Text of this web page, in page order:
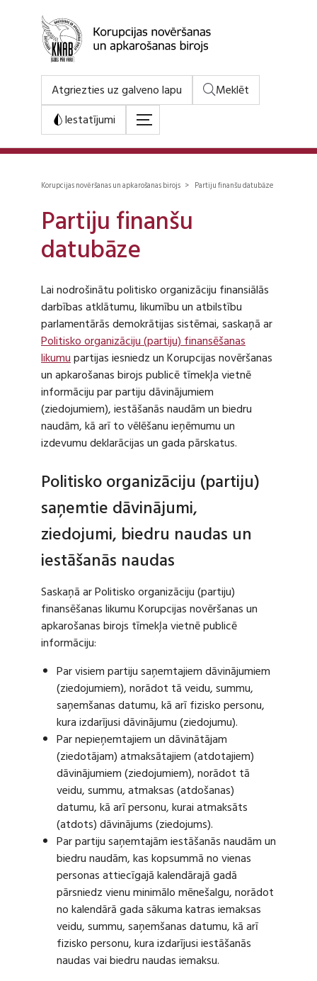
Atgriezties uz galveno lapu
Meklēt
Iestatījumi
Korupcijas novēršanas un apkarošanas birojs > Partiju finanšu datubāze
Partiju finanšu
datubāze
Lai nodrošinātu politisko organizāciju finansiālās
darbības atklātumu, likumību un atbilstību
parlamentārās demokrātijas sistēmai, saskaņā ar
Politisko organizāciju (partiju) finansēšanas
likumupartijas iesniedz un Korupcijas novēršanas
un apkarošanas birojs publicē tīmekļa vietnē
informāciju par partiju dāvinājumiem
(ziedojumiem), iestāšanās naudām un biedru
naudām, kā arī to vēlēšanu ieņēmumu un
izdevumu deklarācijas un gada pārskatus.
Politisko organizāciju (partiju)
saņemtie dāvinājumi,
ziedojumi, biedru naudas un
iestāšanās naudas
Saskaņā ar Politisko organizāciju (partiju)
finansēšanas likumu Korupcijas novēršanas un
apkarošanas birojs tīmekļa vietnē publicē
informāciju:
Par visiem partiju saņemtajiem dāvinājumiem
(ziedojumiem), norādot tā veidu, summu,
saņemšanas datumu, kā arī fizisko personu,
kura izdarījusi dāvinājumu (ziedojumu).
Par nepieņemtajiem un dāvinātājam
(ziedotājam) atmaksātajiem (atdotajiem)
dāvinājumiem (ziedojumiem), norādot tā
veidu, summu, atmaksas (atdošanas)
datumu, kā arī personu, kurai atmaksāts
(atdots) dāvinājums (ziedojums).
Par partiju saņemtajām iestāšanās naudām un
biedru naudām, kas kopsummā no vienas
personas attiecīgajā kalendārajā gadā
pārsniedz vienu minimālo mēnešalgu, norādot
no kalendārā gada sākuma katras iemaksas
veidu, summu, saņemšanas datumu, kā arī
fizisko personu, kura izdarījusi iestāšanās
naudas vai biedru naudas iemaksu.